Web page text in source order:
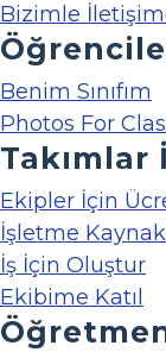
Bizimle
Benim Sınıfım
Photos For
Takımlar
Ekipler İçin
İşletme
İş İçin Oluştur
Ekibime Katıl